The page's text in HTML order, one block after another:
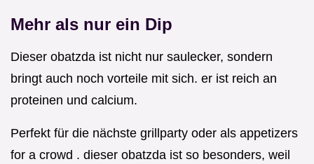
Mehr als nur ein Dip
Dieser obatzda ist nicht nur saulecker, sondern
bringt auch noch vorteile mit sich. er ist reich an
proteinen und calcium.
Perfekt für die nächste grillparty oder als appetizers
for a crowd . dieser obatzda ist so besonders, weil